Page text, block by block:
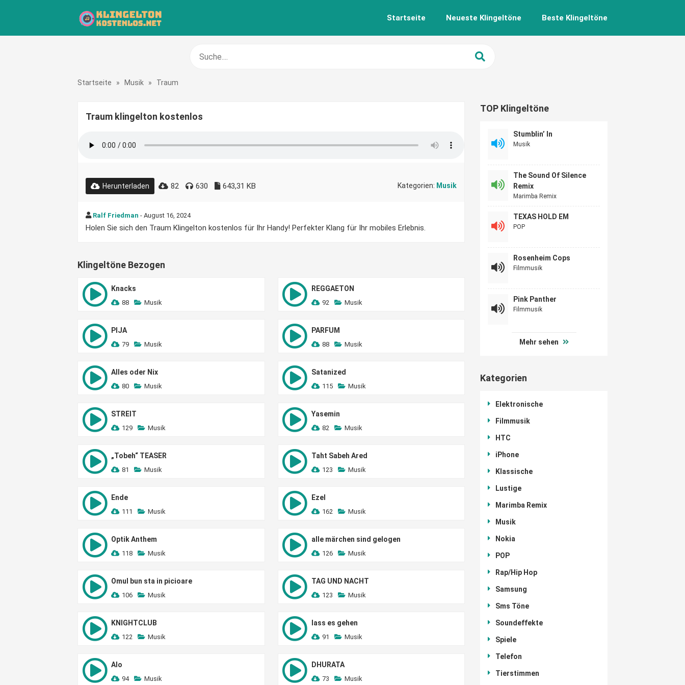
Startseite Neueste Klingeltöne Beste Klingeltöne
Startseite » Musik » Traum
Traum klingelton kostenlos
Herunterladen 82 630 643,31 KB Kategorien: Musik
Ralf Friedman - August 16, 2024
Holen Sie sich den Traum Klingelton kostenlos für Ihr Handy! Perfekter Klang für Ihr mobiles Erlebnis.
Klingeltöne Bezogen
Knacks
88 Musik
REGGAETON
92 Musik
PIJA
79 Musik
PARFUM
88 Musik
Alles oder Nix
80 Musik
Satanized
115 Musik
STREIT
129 Musik
Yasemin
82 Musik
„Tobeh“ TEASER
81 Musik
Taht Sabeh Ared
123 Musik
Ende
111 Musik
Ezel
162 Musik
Optik Anthem
118 Musik
alle märchen sind gelogen
126 Musik
Omul bun sta in picioare
106 Musik
TAG UND NACHT
123 Musik
KNIGHTCLUB
122 Musik
lass es gehen
91 Musik
Alo
94 Musik
DHURATA
73 Musik
TOP Klingeltöne
Stumblin’ In
Musik
The Sound Of Silence
Remix
Marimba Remix
TEXAS HOLD EM
POP
Rosenheim Cops
Filmmusik
Pink Panther
Filmmusik
Mehr sehen
Kategorien
Elektronische
Filmmusik
HTC
iPhone
Klassische
Lustige
Marimba Remix
Musik
Nokia
POP
Rap/Hip Hop
Samsung
Sms Töne
Soundeffekte
Spiele
Telefon
Tierstimmen